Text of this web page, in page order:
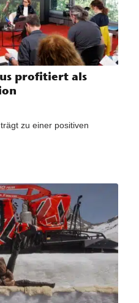
profitiert als
zu einer positiven